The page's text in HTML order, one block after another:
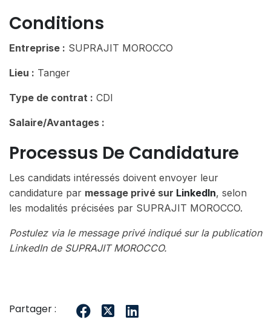
Conditions
Entreprise : SUPRAJIT MOROCCO
Lieu : Tanger
Type de contrat : CDI
Salaire/Avantages :
Processus De Candidature
Les candidats intéressés doivent envoyer leur
candidature par message privé sur LinkedIn, selon
les modalités précisées par SUPRAJIT MOROCCO.
Postulez via le message privé indiqué sur la publication
LinkedIn de SUPRAJIT MOROCCO.
Partager :